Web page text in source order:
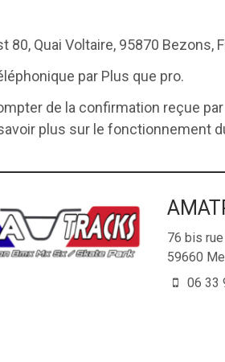
Quai Voltaire, 95870 Bezons,
par Plus que pro.
de la confirmation reçue
plus sur le fonctionnement
76 bis
59660
06 33